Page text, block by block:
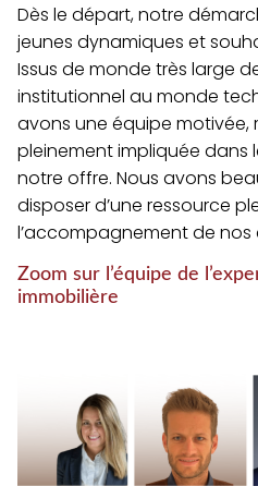
Dès le départ, notre
jeunes dynamiques et
Issus de monde très large
institutionnel au monde
avons une équipe
pleinement impliquée dans
notre offre. Nous avons
disposer d’une ressource
l’accompagnement de nos
Zoom sur l’équipe de
immobilière